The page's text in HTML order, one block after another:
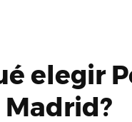
elegir
Madrid?